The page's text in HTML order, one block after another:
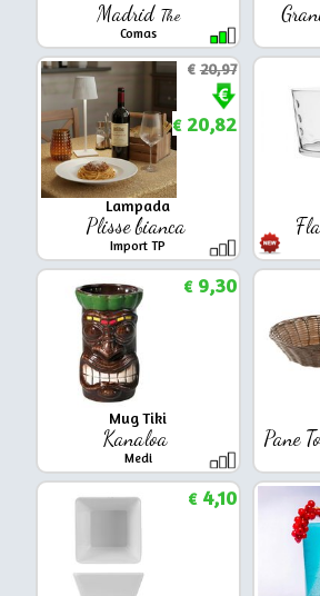
Madrid The
Comas
Lampada
Plisse bianca
Import TP
€20,97
€20,82
Mug Tiki
Kanaloa
Medi
€9,30
Pane
€4,10